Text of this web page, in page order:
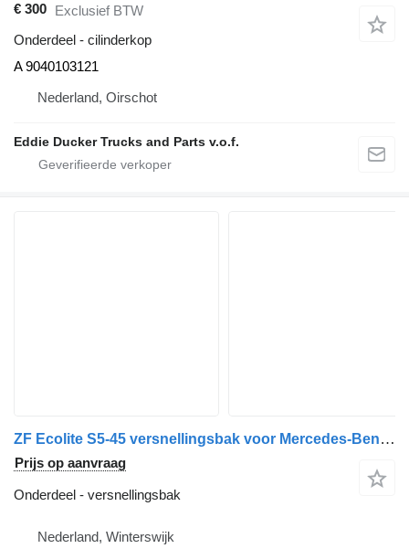
€ 300 Exclusief BTW
Onderdeel - cilinderkop
A 9040103121
Nederland, Oirschot
Eddie Ducker Trucks and Parts v.o.f.
ZF Ecolite S5-45 versnellingsbak voor Mercedes-Benz Atego 815 vrachtwagen
Prijs op aanvraag
Onderdeel - versnellingsbak
Nederland, Winterswijk